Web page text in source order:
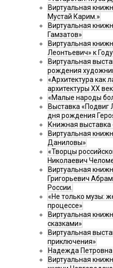
Виртуальная
Мустай Карим.»
Виртуальная
Гамзатов»
Виртуальная
Леонтьевич» к
Виртуальная
рождения
«Архитектура
архитектуры XX
«Малые народы
Выставка «Подвиг
дня рождения
Книжная выставка
Виртуальная
Даниловы»
«Творцы
Николаевич
Виртуальная
Григорьевич
России.
«Не только музы:
процессе»
Виртуальная
сказками»
Виртуальная
приключения»
Надежда
Виртуальная